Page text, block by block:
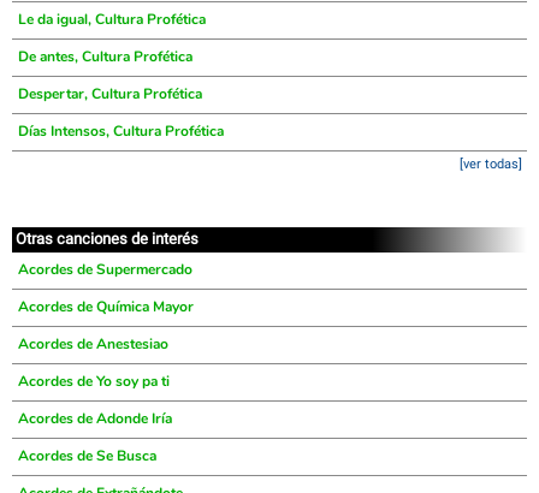
Le da igual, Cultura Profética
De antes, Cultura Profética
Despertar, Cultura Profética
Días Intensos, Cultura Profética
[ver todas]
Otras canciones de interés
Acordes de Supermercado
Acordes de Química Mayor
Acordes de Anestesiao
Acordes de Yo soy pa ti
Acordes de Adonde Iría
Acordes de Se Busca